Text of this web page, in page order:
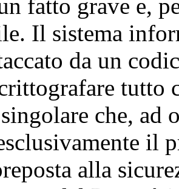
fatto grave e,
Il sistema
da un
tutto
che, ad
il
alla